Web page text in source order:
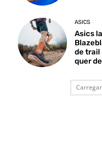
ASICS
Asics
de trail
quer